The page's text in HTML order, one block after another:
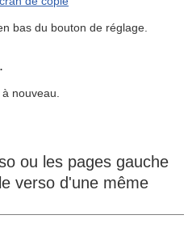
bas du bouton de réglage.
nouveau.
ou les pages gauche
verso d'une même